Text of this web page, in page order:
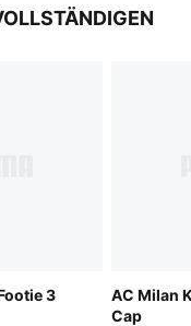
3
AC Milan
Cap